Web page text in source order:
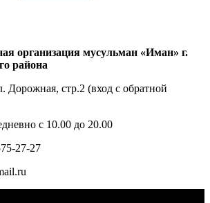
организация мусульман «Иман» г.
района
Дорожная, стр.2 (вход с обратной
с 10.00 до 20.00
27-27